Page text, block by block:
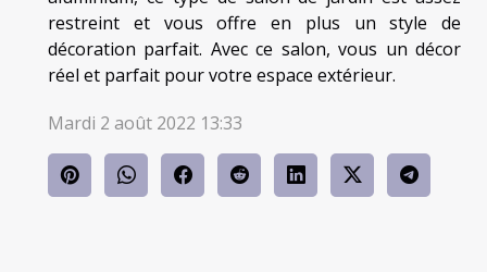
restreint et vous offre en plus un style de
décoration parfait. Avec ce salon, vous un décor
réel et parfait pour votre espace extérieur.
Mardi 2 août 2022 13:33